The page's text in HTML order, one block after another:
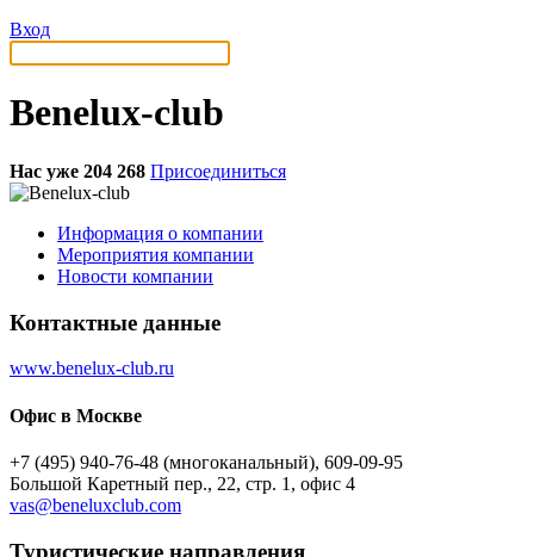
Вход
Benelux-club
Нас уже 204 268 Присоединиться
Информация о компании
Мероприятия компании
Новости компании
Контактные данные
www.benelux-club.ru
Офис в Москве
+7 (495) 940-76-48 (многоканальный), 609-09-95
Большой Каретный пер., 22, стр. 1, офис 4
vas@beneluxclub.com
Туристическиe направления